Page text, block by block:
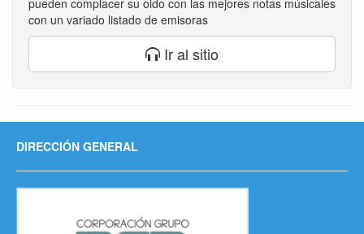
con un variado listado de emisoras
Ir al sitio
DIRECCIÓN GENERAL